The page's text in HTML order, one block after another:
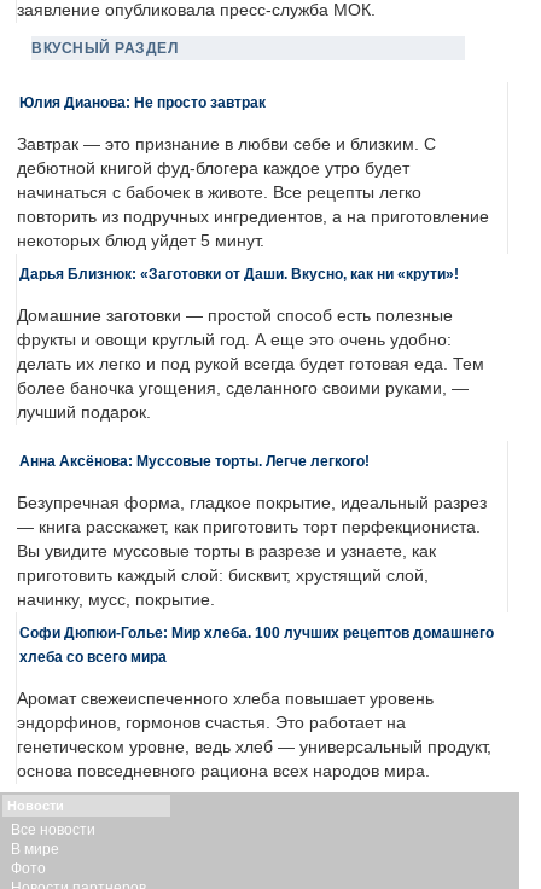
заявление опубликовала пресс-служба МОК.
ВКУСНЫЙ РАЗДЕЛ
Юлия Дианова: Не просто завтрак
Завтрак — это признание в любви себе и близким. С
дебютной книгой фуд-блогера каждое утро будет
начинаться с бабочек в животе. Все рецепты легко
повторить из подручных ингредиентов, а на приготовление
некоторых блюд уйдет 5 минут.
Дарья Близнюк: «Заготовки от Даши. Вкусно, как ни «крути»!
Домашние заготовки — простой способ есть полезные
фрукты и овощи круглый год. А еще это очень удобно:
делать их легко и под рукой всегда будет готовая еда. Тем
более баночка угощения, сделанного своими руками, —
лучший подарок.
Анна Аксёнова: Муссовые торты. Легче легкого!
Безупречная форма, гладкое покрытие, идеальный разрез
— книга расскажет, как приготовить торт перфекциониста.
Вы увидите муссовые торты в разрезе и узнаете, как
приготовить каждый слой: бисквит, хрустящий слой,
начинку, мусс, покрытие.
Софи Дюпюи-Голье: Мир хлеба. 100 лучших рецептов домашнего
хлеба со всего мира
Аромат свежеиспеченного хлеба повышает уровень
эндорфинов, гормонов счастья. Это работает на
генетическом уровне, ведь хлеб — универсальный продукт,
основа повседневного рациона всех народов мира.
Новости
Все новости
В мире
Фото